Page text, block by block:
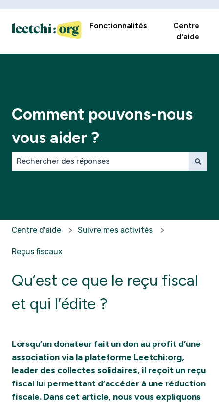
Fonctionnalités
Centre
d'aide
Comment pouvons-nous
vous aider ?
Centre d'aide Suivre mes activités
Reçus fiscaux
Qu’est ce que le reçu fiscal
et qui l’édite ?
Lorsqu’un donateur fait un don au profit d’une
association via la plateforme Leetchi:org,
leader des collectes solidaires, il reçoit un reçu
fiscal lui permettant d’accéder à une réduction
fiscale. Dans cet article, nous vous expliquons